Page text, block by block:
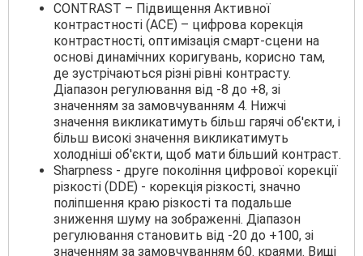
CONTRAST – Підвищення Активної
контрастності (ACE) – цифрова корекція
контрастності, оптимізація смарт-сцени на
основі динамічних коригувань, корисно там,
де зустрічаються різні рівні контрасту.
Діапазон регулювання від -8 до +8, зі
значенням за замовчуванням 4. Нижчі
значення викликатимуть більш гарячі об'єкти, і
більш високі значення викликатимуть
холодніші об'єкти, щоб мати більший контраст.
Sharpness - друге покоління цифрової корекції
різкості (DDE) - корекція різкості, значно
поліпшення краю різкості та подальше
зниження шуму на зображенні. Діапазон
регулювання становить від -20 до +100, зі
значенням за замовчуванням 60. краями. Вищі